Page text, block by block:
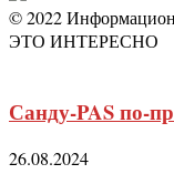
© 2022
ЭТО ИНТЕРЕСНО
Санду-PAS по-
26.08.2024